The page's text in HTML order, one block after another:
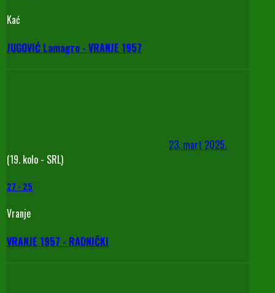
Kać
JUGOVIĆ Lamagro - VRANJE 1957
23. mart 2025.
(19. kolo - SRL)
27 - 25
Vranje
VRANJE 1957 - RADNIČKI